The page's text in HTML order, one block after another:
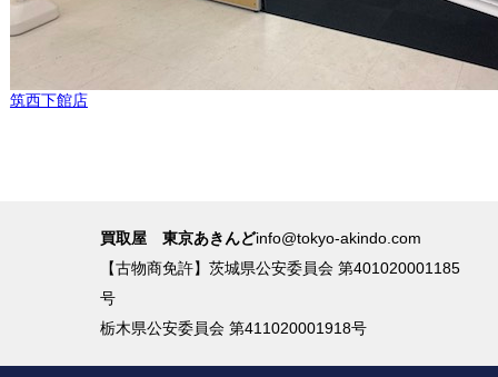
筑西下館店
買取屋 東京あきんどinfo@tokyo-akindo.com
【古物商免許】茨城県公安委員会 第401020001185
号
栃木県公安委員会 第411020001918号